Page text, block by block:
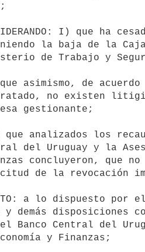
I) que ha
la baja de la
de Trabajo y
asimismo, de
no existen
gestionante;
analizados los
del Uruguay y la
concluyeron, que
de la revocación
a lo dispuesto por
y demás disposiciones
Banco Central del
y Finanzas;